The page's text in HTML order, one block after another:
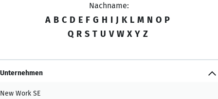
Nachname:
A B C D E F G H I J K L M N O P
Q R S T U V W X Y Z
Unternehmen
New Work SE